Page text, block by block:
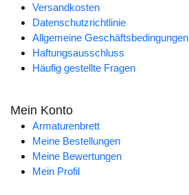
Versandkosten
Datenschutzrichtlinie
Allgemeine Geschäftsbedingungen
Haftungsausschluss
Häufig gestellte Fragen
Mein Konto
Armaturenbrett
Meine Bestellungen
Meine Bewertungen
Mein Profil